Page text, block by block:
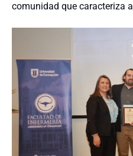
comunidad que caracteriza